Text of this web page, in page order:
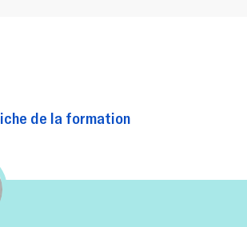
de la formation